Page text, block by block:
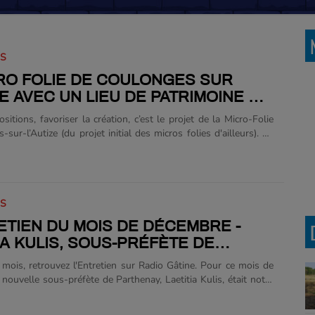
FOLIE DE COULONGES SUR
AVEC UN LIEU DE PATRIMOINE ET
favoriser la création, c’est le projet de la Micro-Folie
sur-l’Autize (du projet initial des micros folies d'ailleurs). En
dans un patrimoine et à Coulonges il est bien particulier.
vous allez entendre dans cette nouvelle balade en Gâtine
DU MOIS DE DÉCEMBRE -
KULIS, SOUS-PRÉFÈTE DE
retrouvez l'Entretien sur Radio Gâtine. Pour ce mois de
sous-préfète de Parthenay, Laetitia Kulis, était notre